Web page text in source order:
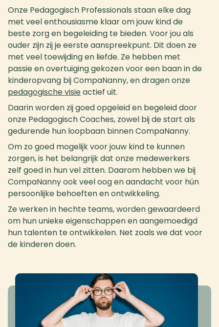
Onze Pedagogisch Professionals staan elke dag
met veel enthousiasme klaar om jouw kind de
beste zorg en begeleiding te bieden. Voor jou als
ouder zijn zij je eerste aanspreekpunt. Dit doen ze
met veel toewijding en liefde. Ze hebben met
passie en overtuiging gekozen voor een baan in de
kinderopvang bij CompaNanny, en dragen onze
pedagogische visieactief uit.
Daarin worden zij goed opgeleid en begeleid door
onze Pedagogisch Coaches, zowel bij de start als
gedurende hun loopbaan binnen CompaNanny.
Om zo goed mogelijk voor jouw kind te kunnen
zorgen, is het belangrijk dat onze medewerkers
zelf goed in hun vel zitten. Daarom hebben we bij
CompaNanny ook veel oog en aandacht voor hún
persoonlijke behoeften en ontwikkeling.
Ze werken in hechte teams, worden gewaardeerd
om hun unieke eigenschappen en aangemoedigd
hun talenten te ontwikkelen. Net zoals we dat voor
de kinderen doen.